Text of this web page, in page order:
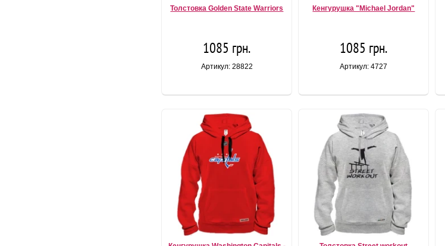
Толстовка Golden State Warriors
1085 грн.
Артикул: 28822
Кенгурушка "Michael Jordan"
1085 грн.
Артикул: 4727